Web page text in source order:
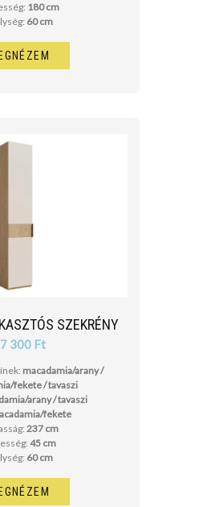
180 cm
60 cm
SZEKRÉNY
300 Ft
macadamia/arany /
fekete / tavaszi
arany / tavaszi
fekete
237 cm
45 cm
60 cm